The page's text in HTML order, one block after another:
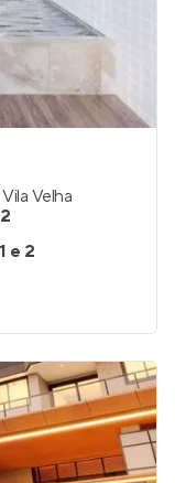
Vila Velha
2
1 e 2